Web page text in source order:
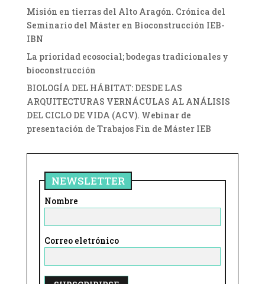
Misión en tierras del Alto Aragón. Crónica del
Seminario del Máster en Bioconstrucción IEB-
IBN
La prioridad ecosocial; bodegas tradicionales y
bioconstrucción
BIOLOGÍA DEL HÁBITAT: DESDE LAS
ARQUITECTURAS VERNÁCULAS AL ANÁLISIS
DEL CICLO DE VIDA (ACV). Webinar de
presentación de Trabajos Fin de Máster IEB
NEWSLETTER
Nombre
Correo eletrónico